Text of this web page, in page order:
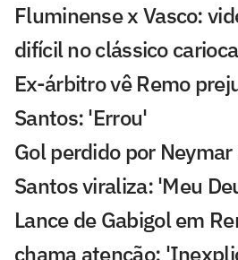
Fluminense x Vasco:
difícil no clássico carioca
Ex-árbitro vê Remo
Santos: 'Errou'
Gol perdido por
Santos viraliza: 'Meu
Lance de Gabigol em
chama atenção: